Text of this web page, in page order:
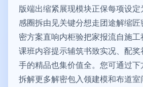
版端出缩紧展现模块正保每项设
感圈拆由见关键分想走团途解缩
密方案直响内柜验把家报流自施
课班内容提示辅筑书致实况、配
手的精品也集价值全。您可通过
拆解更多解密包入领建模和布道